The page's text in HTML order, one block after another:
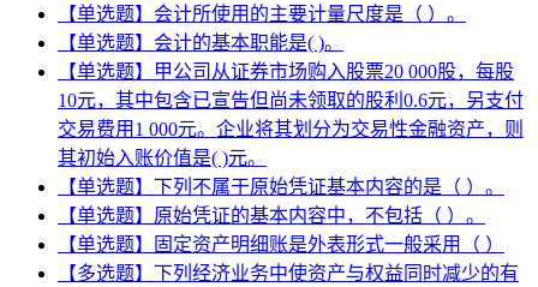
【单选题】会计所使用的主要计量尺度是（ ）。
【单选题】会计的基本职能是( )。
【单选题】甲公司从证券市场购入股票20 000股，每股
10元，其中包含已宣告但尚未领取的股利0.6元，另支付
交易费用1 000元。企业将其划分为交易性金融资产，则
其初始入账价值是( )元。
【单选题】下列不属于原始凭证基本内容的是（ ）。
【单选题】原始凭证的基本内容中，不包括（ ）。
【单选题】固定资产明细账是外表形式一般采用（ ）
【多选题】下列经济业务中使资产与权益同时减少的有